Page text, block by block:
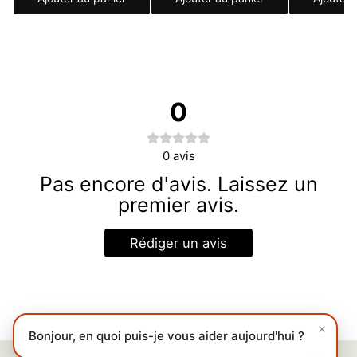
0
0 avis
Pas encore d'avis. Laissez un
premier avis.
Rédiger un avis
Bonjour, en quoi puis-je vous aider aujourd'hui ?